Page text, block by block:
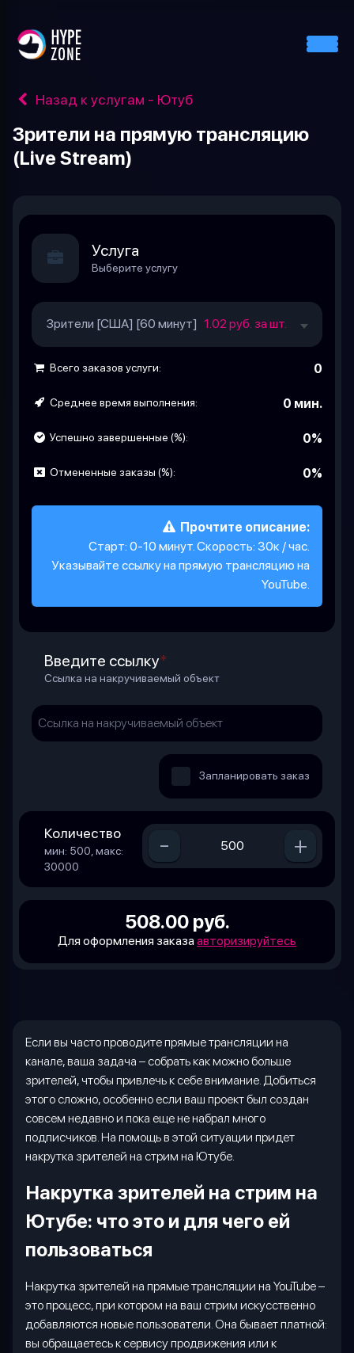
Назад к услугам - Ютуб
Зрители на прямую трансляцию
(Live Stream)
Услуга
Выберите услугу
Зрители [США] [60 минут] 1.02 руб. за шт.
Всего заказов услуги: 0
Среднее время выполнения: 0 мин.
Успешно завершенные (%): 0%
Отмененные заказы (%): 0%
Прочтите описание:
Старт: 0-10 минут. Скорость: 30к / час.
Указывайте ссылку на прямую трансляцию на
YouTube.
Введите ссылку*
Ссылка на накручиваемый объект
Запланировать заказ
Количество
мин: 500, макс:
30000
- +
508.00 руб.
Для оформления заказаавторизируйтесь
Если вы часто проводите прямые трансляции на
канале, ваша задача – собрать как можно больше
зрителей, чтобы привлечь к себе внимание. Добиться
этого сложно, особенно если ваш проект был создан
совсем недавно и пока еще не набрал много
подписчиков. На помощь в этой ситуации придет
накрутка зрителей на стрим на Ютубе.
Накрутка зрителей на стрим на
Ютубе: что это и для чего ей
пользоваться
Накрутка зрителей на прямые трансляции на YouTube–
это процесс, при котором на ваш стрим искусственно
добавляются новые пользователи. Она бывает платной:
вы обращаетесь к сервису продвижения или к